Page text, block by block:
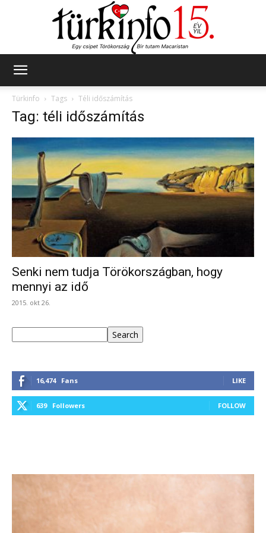
Türkinfo
Tags Téli időszámítás
Tag: téli időszámítás
Senki nem tudja Törökországban, hogy
mennyi az idő
2015. okt 26.
Search
16,474 Fans LIKE
639 Followers FOLLOW